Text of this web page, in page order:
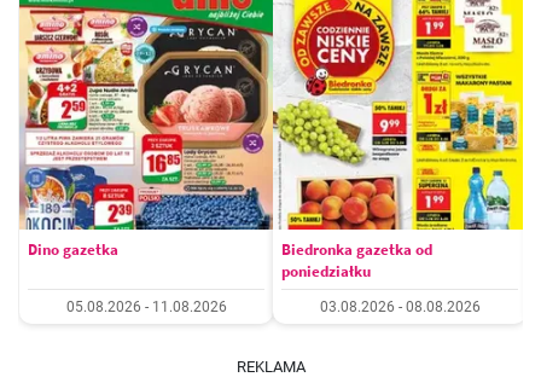
Dino gazetka
05.08.2026 - 11.08.2026
Biedronka gazetka od
poniedziałku
03.08.2026 - 08.08.2026
REKLAMA